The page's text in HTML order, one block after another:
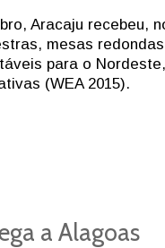
Aracaju recebeu,
mesas
para o
(WEA 2015).
a Alagoas